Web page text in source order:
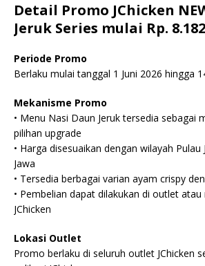
Detail Promo JChicken
Jeruk Series mulai Rp. 8.182
Periode Promo
Berlaku mulai tanggal 1 Juni 2026 hingga
Mekanisme Promo
• Menu Nasi Daun Jeruk tersedia sebagai
pilihan upgrade
• Harga disesuaikan dengan wilayah Pulau
Jawa
• Tersedia berbagai varian ayam crispy
• Pembelian dapat dilakukan di outlet atau
JChicken
Lokasi Outlet
Promo berlaku di seluruh outlet JChicken